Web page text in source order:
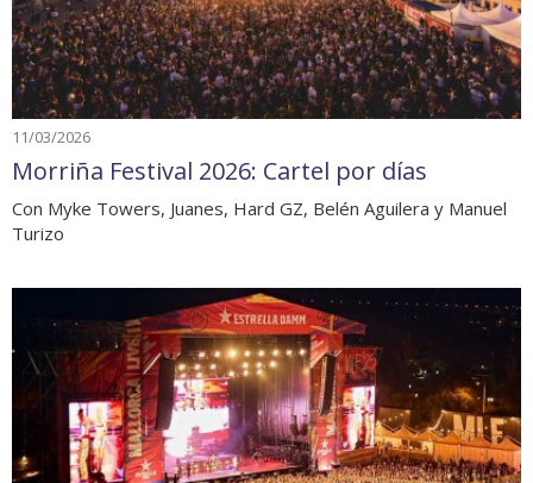
11/03/2026
Morriña Festival 2026: Cartel por días
Con Myke Towers, Juanes, Hard GZ, Belén Aguilera y Manuel
Turizo